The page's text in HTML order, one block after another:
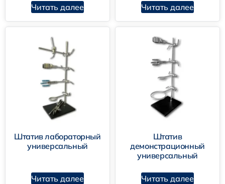
Читать далее Читать далее
Штатив лабораторный
универсальный
Читать далее
Штатив
демонстрационный
универсальный
Читать далее